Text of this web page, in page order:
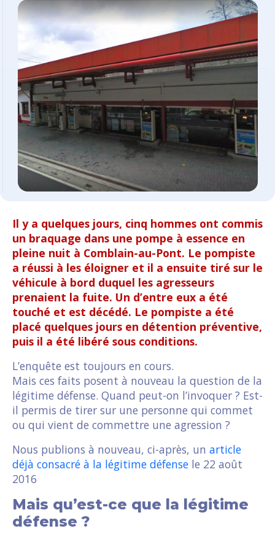
Il y a quelques jours, cinq hommes ont commis
un braquage dans une pompe à essence en
pleine nuit à Comblain-au-Pont. Le pompiste
a réussi à les éloigner et il a ensuite tiré sur le
véhicule à bord duquel les agresseurs
prenaient la fuite. Un d’entre eux a été
touché et est décédé. Le pompiste a été
placé quelques jours en détention préventive,
puis il a été libéré sous conditions.
L’enquête est toujours en cours.
Mais ces faits posent à nouveau la question de la
légitime défense. Quand peut-on l’invoquer ? Est-
il permis de tirer sur une personne qui commet
ou qui vient de commettre une agression ?
Nous publions à nouveau, ci-après, un article
déjà consacré à la légitime défense le 22 août
2016
Mais qu’est-ce que la légitime
défense ?